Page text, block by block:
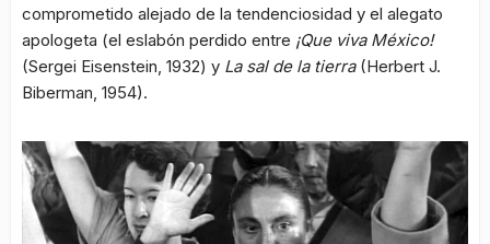
comprometido alejado de la tendenciosidad y el alegato
apologeta (el eslabón perdido entre ¡Que viva México!
(Sergei Eisenstein, 1932) y La sal de la tierra(Herbert J.
Biberman, 1954).